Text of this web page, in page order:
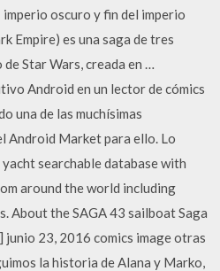
oscuro y fin del imperio
Empire) es una saga de tres
Star Wars, creada en …
Android en un lector de cómics
una de las muchísimas
Android Market para ello. Lo
searchable database with
around the world including
About the SAGA 43 sailboat Saga
junio 23, 2016 comics image otras
la historia de Alana y Marko,